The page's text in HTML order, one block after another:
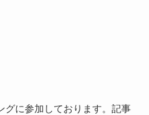
グに参加しております。記事